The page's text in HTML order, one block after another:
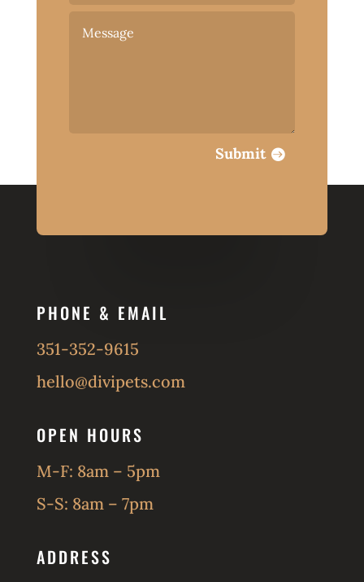
Submit
PHONE & EMAIL
351-352-9615
hello@divipets.com
OPEN HOURS
M-F: 8am – 5pm
S-S: 8am – 7pm
ADDRESS